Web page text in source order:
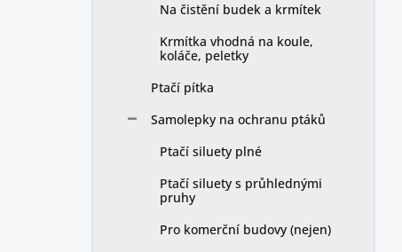
Na čistění budek a krmítek
Krmítka vhodná na koule,
koláče, peletky
Ptačí pítka
Samolepky na ochranu ptáků
Ptačí siluety plné
Ptačí siluety s průhlednými
pruhy
Pro komerční budovy (nejen)